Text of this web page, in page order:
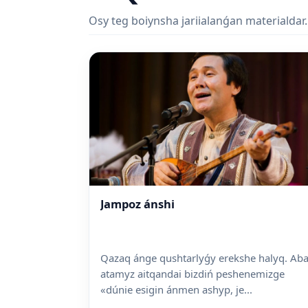
Osy teg boiynsha jariialanǵan materialdar.
Jampoz ánshi
Qazaq ánge qushtarlyǵy erekshe halyq.
atamyz aitqandai bizdiń peshenemizge
«dúnie esi­gin ánmen ashyp, je...